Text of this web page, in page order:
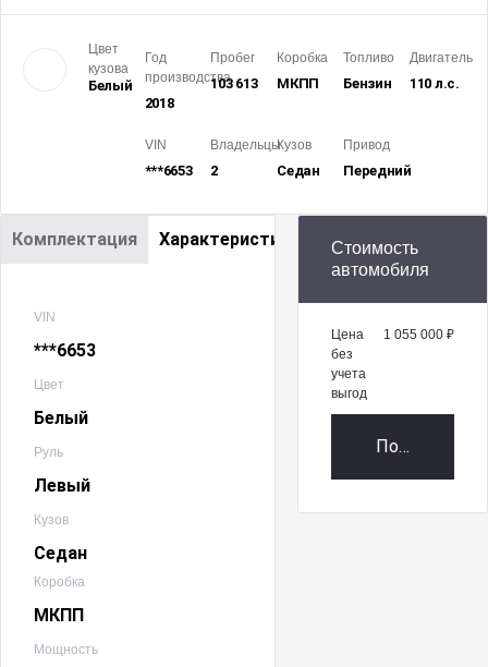
Цвет
кузова
Белый
Год
производства
2018
Пробег
103 613
Коробка
МКПП
Топливо
Бензин
Двигатель
110 л.с.
VIN
***6653
Владельцы
2
Кузов
Седан
Привод
Передний
Комплектация Характеристики
VIN
***6653
Цвет
Белый
Руль
Левый
Кузов
Седан
Коробка
МКПП
Мощность
Стоимость
автомобиля
Цена
без
учета
выгод
1 055 000 ₽
Получить